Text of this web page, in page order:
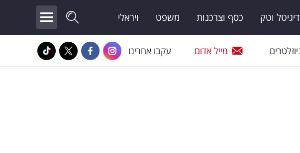
דיגיטל וטק כסף וצרכנות משפט ויראלי
מייל אדום עקבו אחרינו